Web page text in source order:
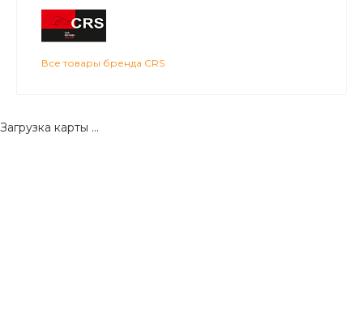
Все товары бренда CRS
Загрузка карты ...